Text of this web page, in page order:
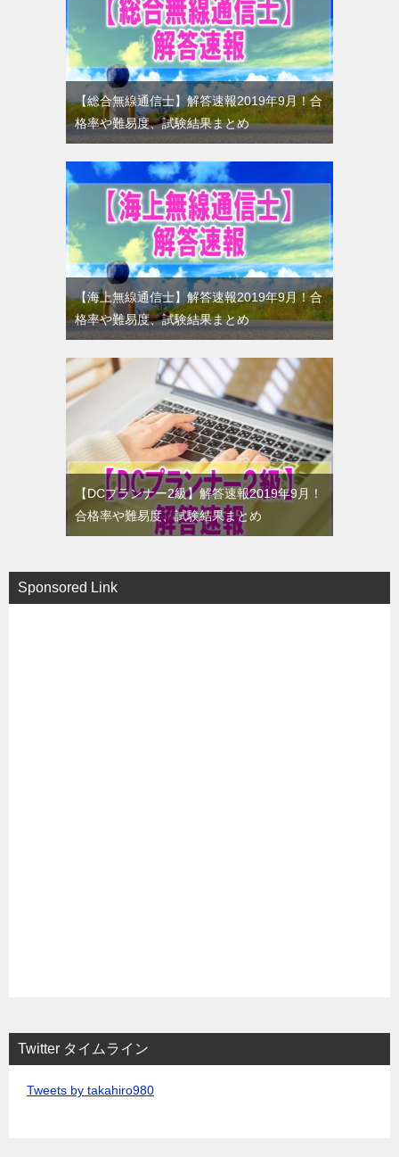
【総合無線通信士】解答速報2019年9月！合
格率や難易度、試験結果まとめ
【海上無線通信士】解答速報2019年9月！合
格率や難易度、試験結果まとめ
【DCプランナー2級】解答速報2019年9月！
合格率や難易度、試験結果まとめ
Sponsored Link
Twitter タイムライン
Tweets by takahiro980